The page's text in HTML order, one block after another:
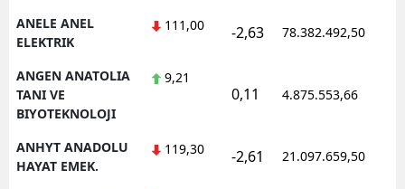
Karabük
Osmaniye
ANELE ANEL
ELEKTRIK
111,00 -2,63 78.382.492,50
ANGEN ANATOLIA
TANI VE
BIYOTEKNOLOJI
9,21
0,11 4.875.553,66
ANHYT ANADOLU
HAYAT EMEK.
119,30 -2,61 21.097.659,50